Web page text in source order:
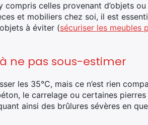
celles provenant d’objets
et mobiliers chez soi, il est
à éviter (sécuriser les meubles
ne pas sous-estimer
les 35°C, mais ce n’est rien
le carrelage ou certaines
ainsi des brûlures sévères en